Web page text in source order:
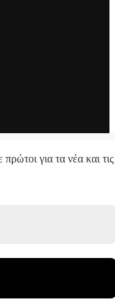
για τα νέα και τις